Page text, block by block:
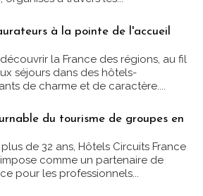
à la pointe de l'accueil
la France des régions, au fil
séjours dans des hôtels-
de charme et de caractère....
du tourisme de groupes en
de 32 ans, Hôtels Circuits France
comme un partenaire de
pour les professionnels...